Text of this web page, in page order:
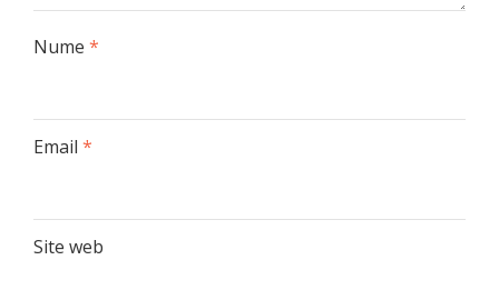
Nume *
Email *
Site web